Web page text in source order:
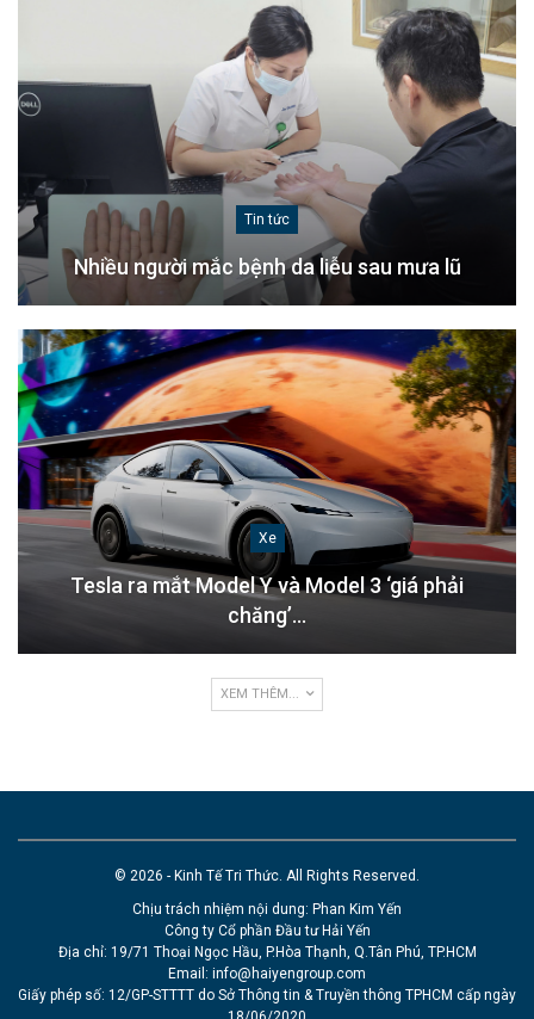
Tin tức
Nhiều người mắc bệnh da liễu sau mưa lũ
Xe
Tesla ra mắt Model Y và Model 3 ‘giá phải
chăng’…
XEM THÊM...
© 2026 - Kinh Tế Tri Thức. All Rights Reserved.
Chịu trách nhiệm nội dung: Phan Kim Yến
Công ty Cổ phần Đầu tư Hải Yến
Địa chỉ: 19/71 Thoại Ngọc Hầu, P.Hòa Thạnh, Q.Tân Phú, TP.HCM
Email: info@haiyengroup.com
Giấy phép số: 12/GP-STTTT do Sở Thông tin & Truyền thông TPHCM cấp ngày